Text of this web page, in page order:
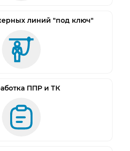
линий "под ключ"
ППР и ТК